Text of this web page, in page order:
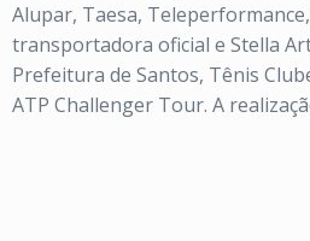
Alupar, Taesa,
transportadora oficial e Stella
Prefeitura de Santos, Tênis
ATP Challenger Tour. A